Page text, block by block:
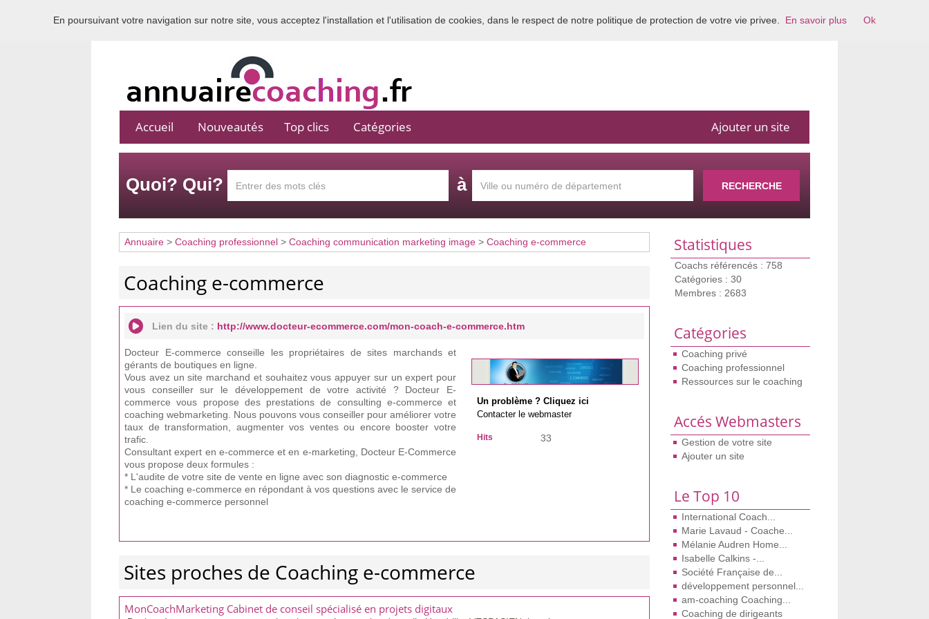
Bienvenue sur l'annuaire du coaching en France
Accueil Nouveautés Top clics Catégories Ajouter un site
Quoi? Qui? à RECHERCHE
Statistiques
Coachs référencés : 758
Catégories : 30
Membres : 2683
Catégories
Coaching privé
Coaching professionnel
Ressources sur le coaching
Accés Webmasters
Gestion de votre site
Ajouter un site
Le Top 10
International Coach...
Marie Lavaud - Coache...
Mélanie Audren Home...
Isabelle Calkins -...
Société Française de...
développement personnel...
am-coaching Coaching...
Coaching de dirigeants
Annuaire > Coaching professionnel > Coaching communication marketing image > Coaching e-commerce
Coaching e-commerce
Lien du site : http://www.docteur-ecommerce.com/mon-coach-e-commerce.htm
Docteur E-commerce conseille les propriétaires de sites marchands et
gérants de boutiques en ligne.
Vous avez un site marchand et souhaitez vous appuyer sur un expert pour
vous conseiller sur le développement de votre activité ? Docteur E-
commerce vous propose des prestations de consulting e-commerce et
coaching webmarketing. Nous pouvons vous conseiller pour améliorer votre
taux de transformation, augmenter vos ventes ou encore booster votre
trafic.
Consultant expert en e-commerce et en e-marketing, Docteur E-Commerce
vous propose deux formules :
* L'audite de votre site de vente en ligne avec son diagnostic e-commerce
* Le coaching e-commerce en répondant à vos questions avec le service de
coaching e-commerce personnel
Un problème ? Cliquez ici
Contacter le webmaster
Hits 33
Sites proches de Coaching e-commerce
MonCoachMarketing Cabinet de conseil spécialisé en projets digitaux
En poursuivant votre navigation sur notre site, vous acceptez l'installation et l'utilisation de cookies, dans le respect de notre politique de protection de votre vie privee. En savoir plus Ok